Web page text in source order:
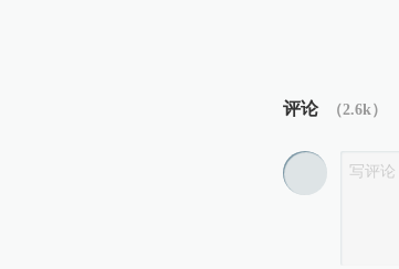
评论 （2.6k ）